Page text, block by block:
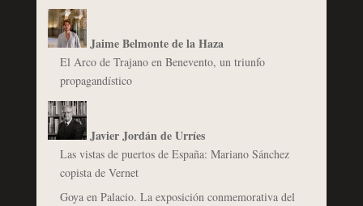
Jaime Belmonte de la Haza
El Arco de Trajano en Benevento, un triunfo
propagandístico
Javier Jordán de Urríes
Las vistas de puertos de España: Mariano Sánchez
copista de Vernet
Goya en Palacio. La exposición conmemorativa del